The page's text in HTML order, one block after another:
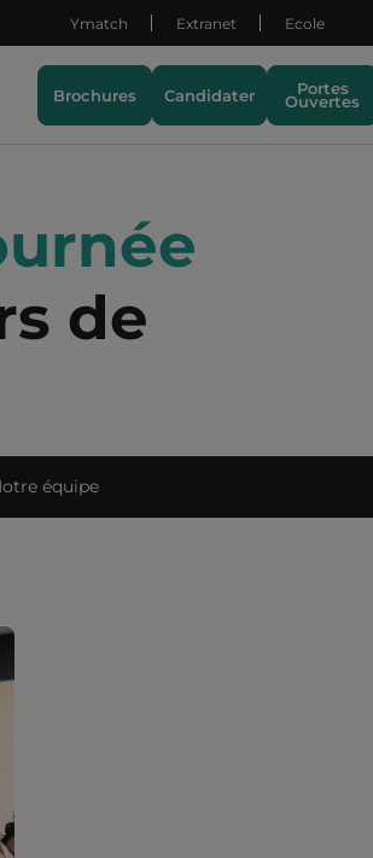
Ymatch Extranet Ecole
Brochures Candidater Portes
Ouvertes
de
équipe